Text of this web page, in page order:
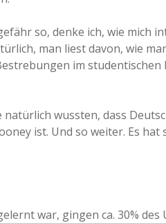
so, denke ich, wie mich
man liest davon, wie
im studentischen
wussten, dass
ist. Und so weiter. Es
war, gingen ca. 30%